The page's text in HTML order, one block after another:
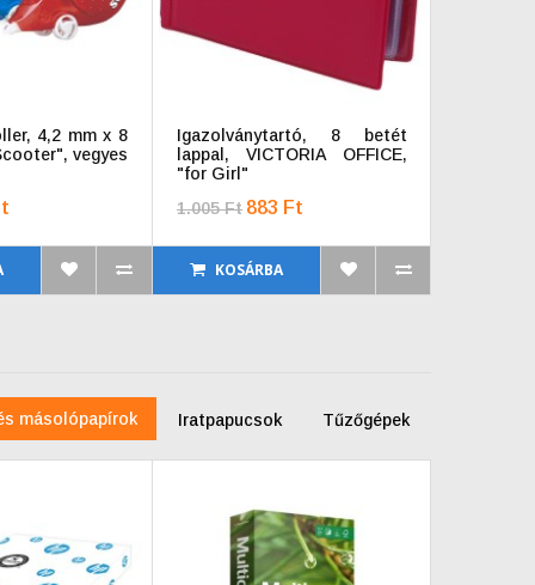
4,2 mm x 8
vegyes
Igazolványtartó, 8 betét
lappal, VICTORIA OFFICE,
"for Girl"
1.005 Ft 883 Ft
KOSÁRBA
másolópapírok Iratpapucsok Tűzőgépek